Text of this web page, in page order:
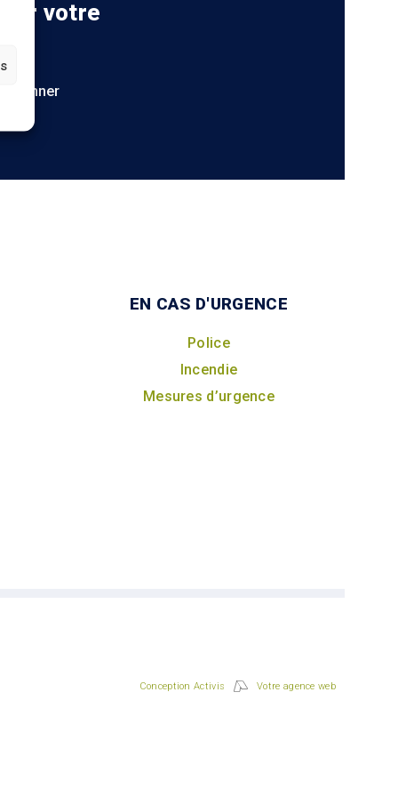
votre
S'abonner
EN CAS D'URGENCE
Police
Incendie
Mesures d’urgence
Conception Activis Votre agence web